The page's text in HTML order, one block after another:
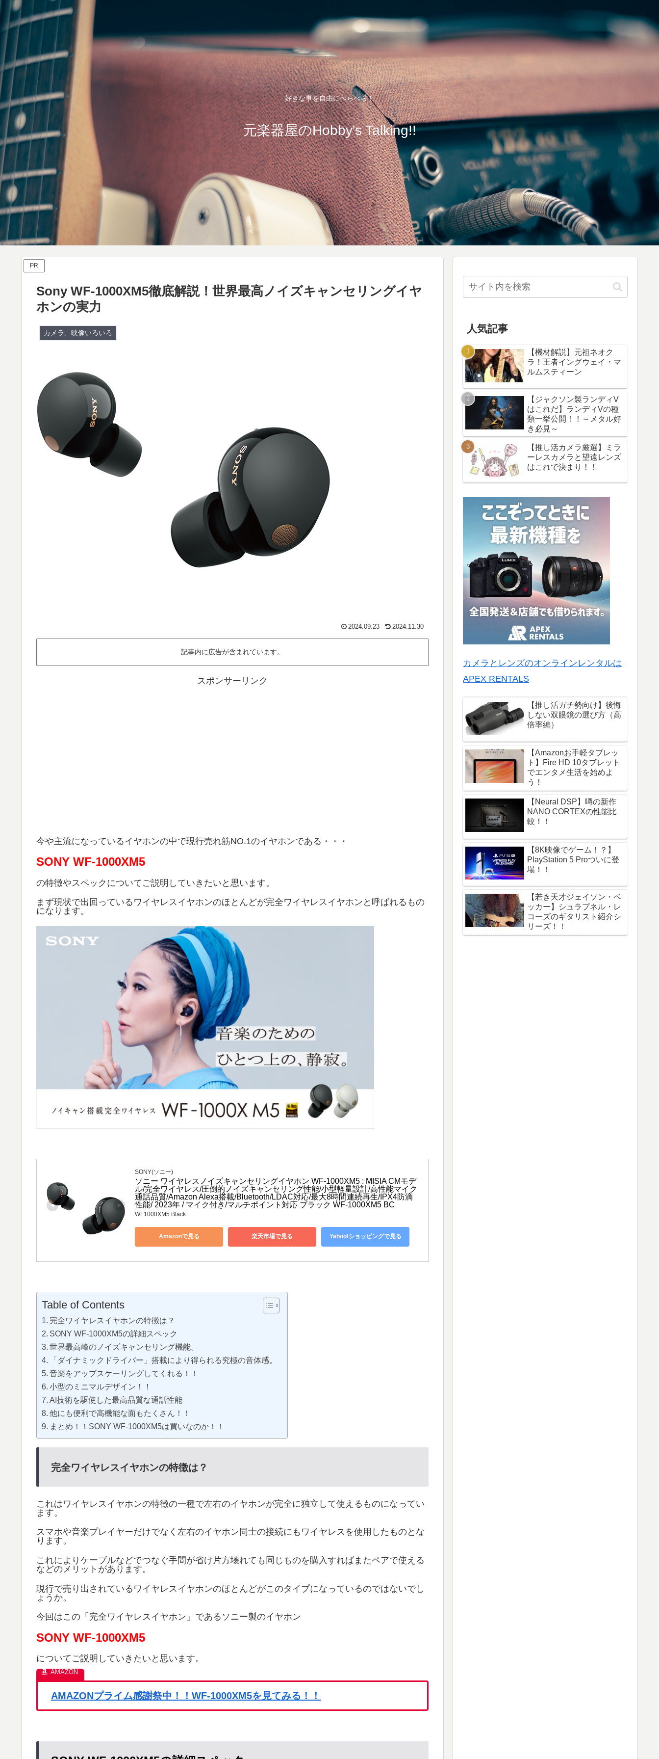
好きな事を自由にべらべら！
元楽器屋のHobby's Talking!!
PR
Sony WF-1000XM5徹底解説！世界最高ノイズキャンセリングイヤ
ホンの実力
カメラ、映像いろいろ
2024.09.23 2024.11.30
記事内に広告が含まれています。
スポンサーリンク
今や主流になっているイヤホンの中で現行売れ筋NO.1のイヤホンである・・・
SONY WF-1000XM5
の特徴やスペックについてご説明していきたいと思います。
まず現状で出回っているワイヤレスイヤホンのほとんどが完全ワイヤレスイヤホンと呼ばれるもの
になります。
SONY(ソニー)
ソニー ワイヤレスノイズキャンセリングイヤホン WF-1000XM5 : MISIA CMモデ
ル/完全ワイヤレス/圧倒的ノイズキャンセリング性能/小型軽量設計/高性能マイク
通話品質/Amazon Alexa搭載/Bluetooth/LDAC対応/最大8時間連続再生/IPX4防滴
性能/ 2023年 / マイク付き/マルチポイント対応 ブラック WF-1000XM5 BC
WF1000XM5 Black
Amazonで見る 楽天市場で見る Yahoo!ショッピングで見る
Table of Contents
完全ワイヤレスイヤホンの特徴は？
SONY WF-1000XM5の詳細スペック
世界最高峰のノイズキャンセリング機能。
「ダイナミックドライバー」搭載により得られる究極の音体感。
音楽をアップスケーリングしてくれる！！
小型のミニマルデザイン！！
AI技術を駆使した最高品質な通話性能
他にも便利で高機能な面もたくさん！！
まとめ！！SONY WF-1000XM5は買いなのか！！
完全ワイヤレスイヤホンの特徴は？
これはワイヤレスイヤホンの特徴の一種で左右のイヤホンが完全に独立して使えるものになってい
ます。
スマホや音楽プレイヤーだけでなく左右のイヤホン同士の接続にもワイヤレスを使用したものとな
ります。
これによりケーブルなどでつなぐ手間が省け片方壊れても同じものを購入すればまたペアで使える
などのメリットがあります。
現行で売り出されているワイヤレスイヤホンのほとんどがこのタイプになっているのではないでし
ょうか。
今回はこの「完全ワイヤレスイヤホン」であるソニー製のイヤホン
SONY WF-1000XM5
についてご説明していきたいと思います。
AMAZONプライム感謝祭中！！WF-1000XM5を見てみる！！
人気記事
【機材解説】元祖ネオク
ラ！王者イングウェイ・マ
ルムスティーン
【ジャクソン製ランディV
はこれだ】ランディVの種
類一挙公開！！～メタル好
き必見～
【推し活カメラ厳選】ミラ
ーレスカメラと望遠レンズ
はこれで決まり！！
カメラとレンズのオンラインレンタルは
APEX RENTALS
【推し活ガチ勢向け】後悔
しない双眼鏡の選び方（高
倍率編）
【Amazonお手軽タブレッ
ト】Fire HD 10タブレット
でエンタメ生活を始めよ
う！
【Neural DSP】噂の新作
NANO CORTEXの性能比
較！！
【8K映像でゲーム！？】
PlayStation 5 Proついに登
場！！
【若き天才ジェイソン・ベ
ッカー】シュラプネル・レ
コーズのギタリスト紹介シ
リーズ！！